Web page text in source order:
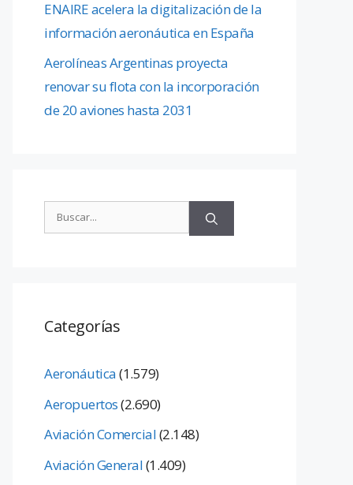
ENAIRE acelera la digitalización de la
información aeronáutica en España
Aerolíneas Argentinas proyecta
renovar su flota con la incorporación
de 20 aviones hasta 2031
Categorías
Aeronáutica(1.579)
Aeropuertos(2.690)
Aviación Comercial(2.148)
Aviación General(1.409)